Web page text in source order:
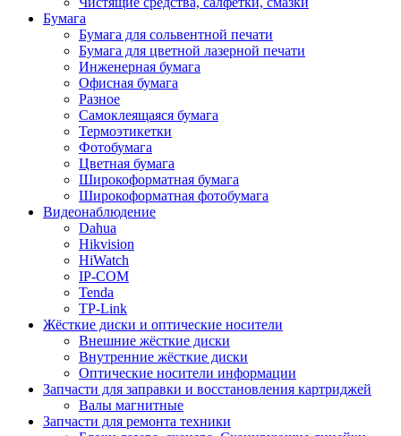
Бумага
Бумага для сольвентной печати
Бумага для цветной лазерной печати
Инженерная бумага
Офисная бумага
Разное
Самоклеящаяся бумага
Термоэтикетки
Фотобумага
Цветная бумага
Широкоформатная бумага
Широкоформатная фотобумага
Видеонаблюдение
Dahua
Hikvision
HiWatch
IP-COM
Tenda
TP-Link
Жёсткие диски и оптические носители
Внешние жёсткие диски
Внутренние жёсткие диски
Оптические носители информации
Запчасти для заправки и восстановления картриджей
Валы магнитные
Запчасти для ремонта техники